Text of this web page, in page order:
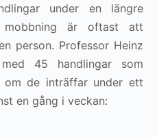
under en längre
är oftast att
person. Professor Heinz
45 handlingar som
om de inträffar under ett
en gång i veckan: